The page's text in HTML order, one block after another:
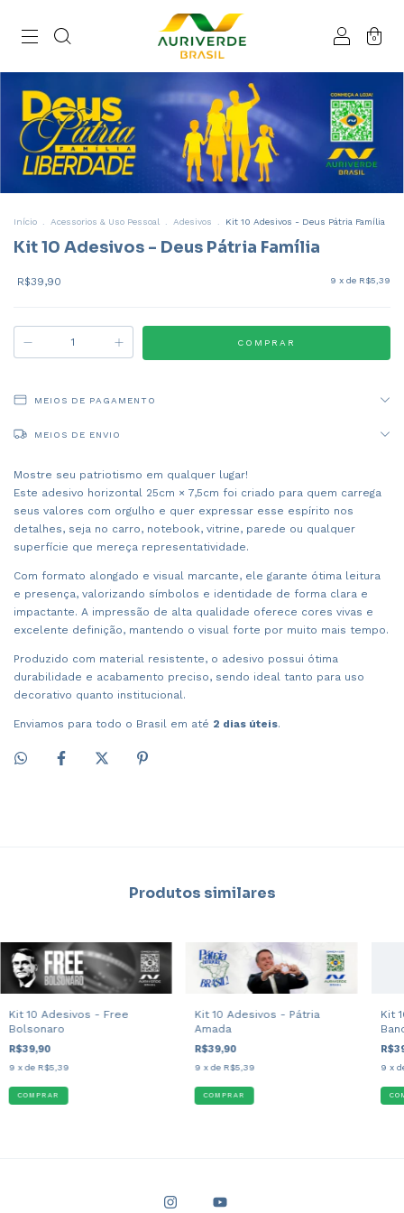
0
Início . Acessorios & Uso Pessoal . Adesivos . Kit 10 Adesivos - Deus Pátria Família
Kit 10 Adesivos - Deus Pátria Família
R$39,90 9 x de R$5,39
MEIOS DE PAGAMENTO
MEIOS DE ENVIO
Mostre seu patriotismo em qualquer lugar!
Este adesivo horizontal 25cm × 7,5cm foi criado para quem carrega
seus valores com orgulho e quer expressar esse espírito nos
detalhes, seja no carro, notebook, vitrine, parede ou qualquer
superfície que mereça representatividade.
Com formato alongado e visual marcante, ele garante ótima leitura
e presença, valorizando símbolos e identidade de forma clara e
impactante. A impressão de alta qualidade oferece cores vivas e
excelente definição, mantendo o visual forte por muito mais tempo.
Produzido com material resistente, o adesivo possui ótima
durabilidade e acabamento preciso, sendo ideal tanto para uso
decorativo quanto institucional.
Enviamos para todo o Brasil em até 2 dias úteis.
Produtos similares
Kit 10 Adesivos - Free
Bolsonaro
R$39,90
9 x de R$5,39
Kit 10 Adesivos - Pátria
Amada
R$39,90
9 x de R$5,39
Kit
9 x